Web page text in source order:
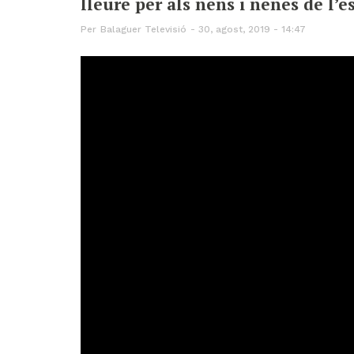
Per Balaguer Televisió 30, agost, 2019 - 14:47